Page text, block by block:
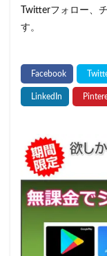
Twitterフォロー、
す。